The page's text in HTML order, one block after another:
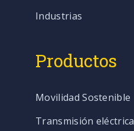
Industrias
Productos
Movilidad Sostenible
Transmisión eléctrica